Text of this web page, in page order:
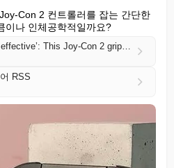
Con 2 컨트롤러를 잡는 간단한
이나 인체공학적일까요?
‘Simple but reasonably effective’: This Joy-Con 2 grip is good value for money — but one feature prevents me from recommending it wholeheartedly
RSS